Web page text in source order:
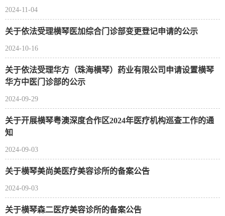
2024-11-04
关于依法受理横琴医加综合门诊部变更登记申请的公示
2024-10-16
关于依法受理华方（珠海横琴）药业有限公司申请设置横琴
华方中医门诊部的公示
2024-09-29
关于开展横琴粤澳深度合作区2024年医疗机构巡查工作的通
知
2024-09-03
关于横琴美尚美医疗美容诊所的备案公告
2024-09-03
关于横琴森二医疗美容诊所的备案公告